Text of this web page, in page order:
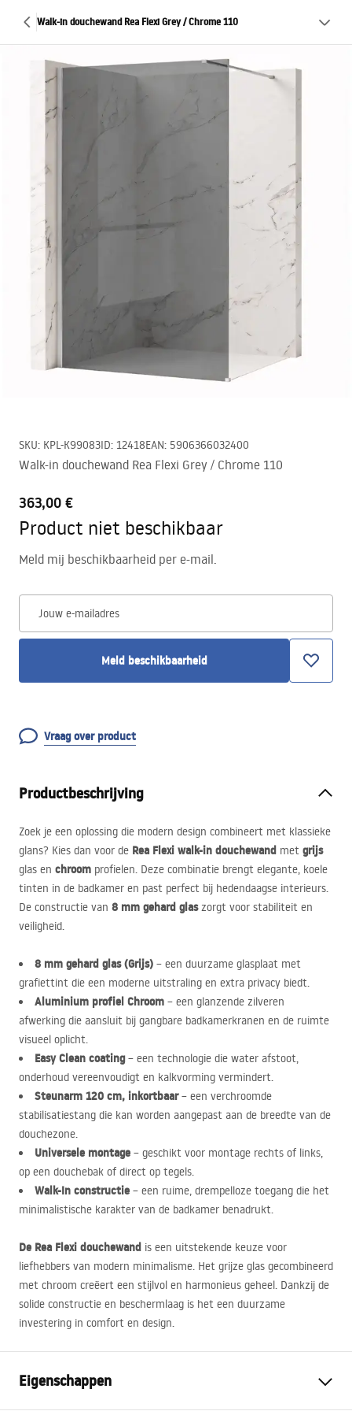
Walk-in douchewand Rea Flexi Grey / Chrome 110
SKU: KPL-K99083ID: 12418EAN: 5906366032400
Walk-in douchewand Rea Flexi Grey / Chrome 110
363,00 €
Product niet beschikbaar
Meld mij beschikbaarheid per e-mail.
Jouw e-mailadres
Meld beschikbaarheid
Vraag over product
Productbeschrijving
Zoek je een oplossing die modern design combineert met klassieke
glans? Kies dan voor de Rea Flexi walk-in douchewand met grijs
glas en chroom profielen. Deze combinatie brengt elegante, koele
tinten in de badkamer en past perfect bij hedendaagse interieurs.
De constructie van 8 mm gehard glaszorgt voor stabiliteit en
veiligheid.
8 mm gehard glas (Grijs) – een duurzame glasplaat met
grafiettint die een moderne uitstraling en extra privacy biedt.
Aluminium profiel Chroom – een glanzende zilveren
afwerking die aansluit bij gangbare badkamerkranen en de ruimte
visueel oplicht.
Easy Clean coating– een technologie die water afstoot,
onderhoud vereenvoudigt en kalkvorming vermindert.
Steunarm 120 cm, inkortbaar– een verchroomde
stabilisatiestang die kan worden aangepast aan de breedte van de
douchezone.
Universele montage – geschikt voor montage rechts of links,
op een douchebak of direct op tegels.
Walk-In constructie – een ruime, drempelloze toegang die het
minimalistische karakter van de badkamer benadrukt.
De Rea Flexi douchewand is een uitstekende keuze voor
liefhebbers van modern minimalisme. Het grijze glas gecombineerd
met chroom creëert een stijlvol en harmonieus geheel. Dankzij de
solide constructie en beschermlaag is het een duurzame
investering in comfort en design.
Eigenschappen